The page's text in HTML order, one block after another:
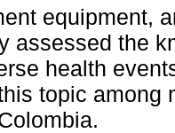
equipment,
assessed the
health
topic among